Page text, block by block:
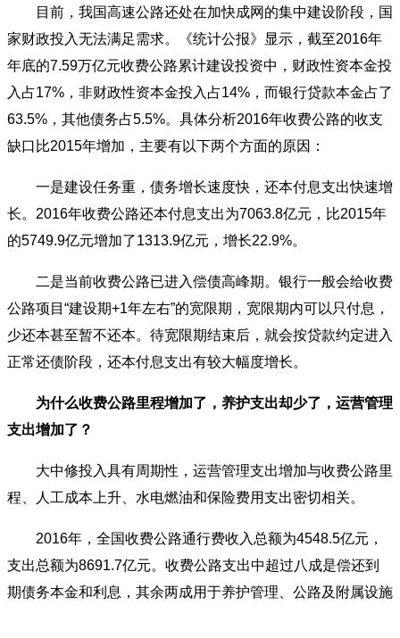
目前，我国高速公路还处在加快成网的集中建设阶段，国
家财政投入无法满足需求。《统计公报》显示，截至2016年
年底的7.59万亿元收费公路累计建设投资中，财政性资本金投
入占17%，非财政性资本金投入占14%，而银行贷款本金占了
63.5%，其他债务占5.5%。具体分析2016年收费公路的收支
缺口比2015年增加，主要有以下两个方面的原因：
一是建设任务重，债务增长速度快，还本付息支出快速增
长。2016年收费公路还本付息支出为7063.8亿元，比2015年
的5749.9亿元增加了1313.9亿元，增长22.9%。
二是当前收费公路已进入偿债高峰期。银行一般会给收费
公路项目“建设期+1年左右”的宽限期，宽限期内可以只付息，
少还本甚至暂不还本。待宽限期结束后，就会按贷款约定进入
正常还债阶段，还本付息支出有较大幅度增长。
为什么收费公路里程增加了，养护支出却少了，运营管理
支出增加了？
大中修投入具有周期性，运营管理支出增加与收费公路里
程、人工成本上升、水电燃油和保险费用支出密切相关。
2016年，全国收费公路通行费收入总额为4548.5亿元，
支出总额为8691.7亿元。收费公路支出中超过八成是偿还到
期债务本金和利息，其余两成用于养护管理、公路及附属设施